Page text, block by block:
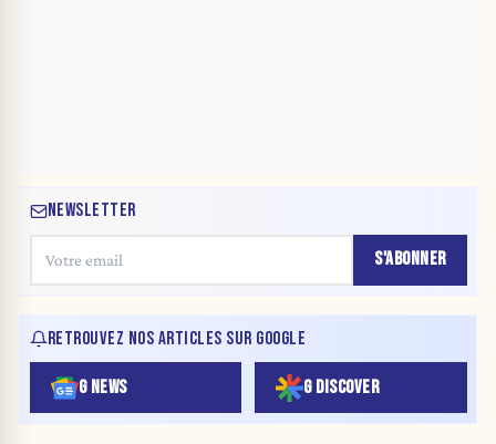
NEWSLETTER
S'ABONNER
RETROUVEZ NOS ARTICLES SUR GOOGLE
G NEWS G DISCOVER